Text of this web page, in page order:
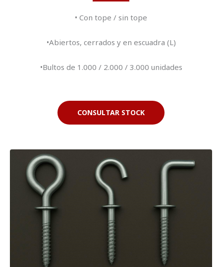
• Con tope / sin tope
•Abiertos, cerrados y en escuadra (L)
•Bultos de 1.000 / 2.000 / 3.000 unidades
CONSULTAR STOCK